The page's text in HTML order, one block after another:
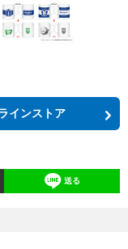
インストア
送る